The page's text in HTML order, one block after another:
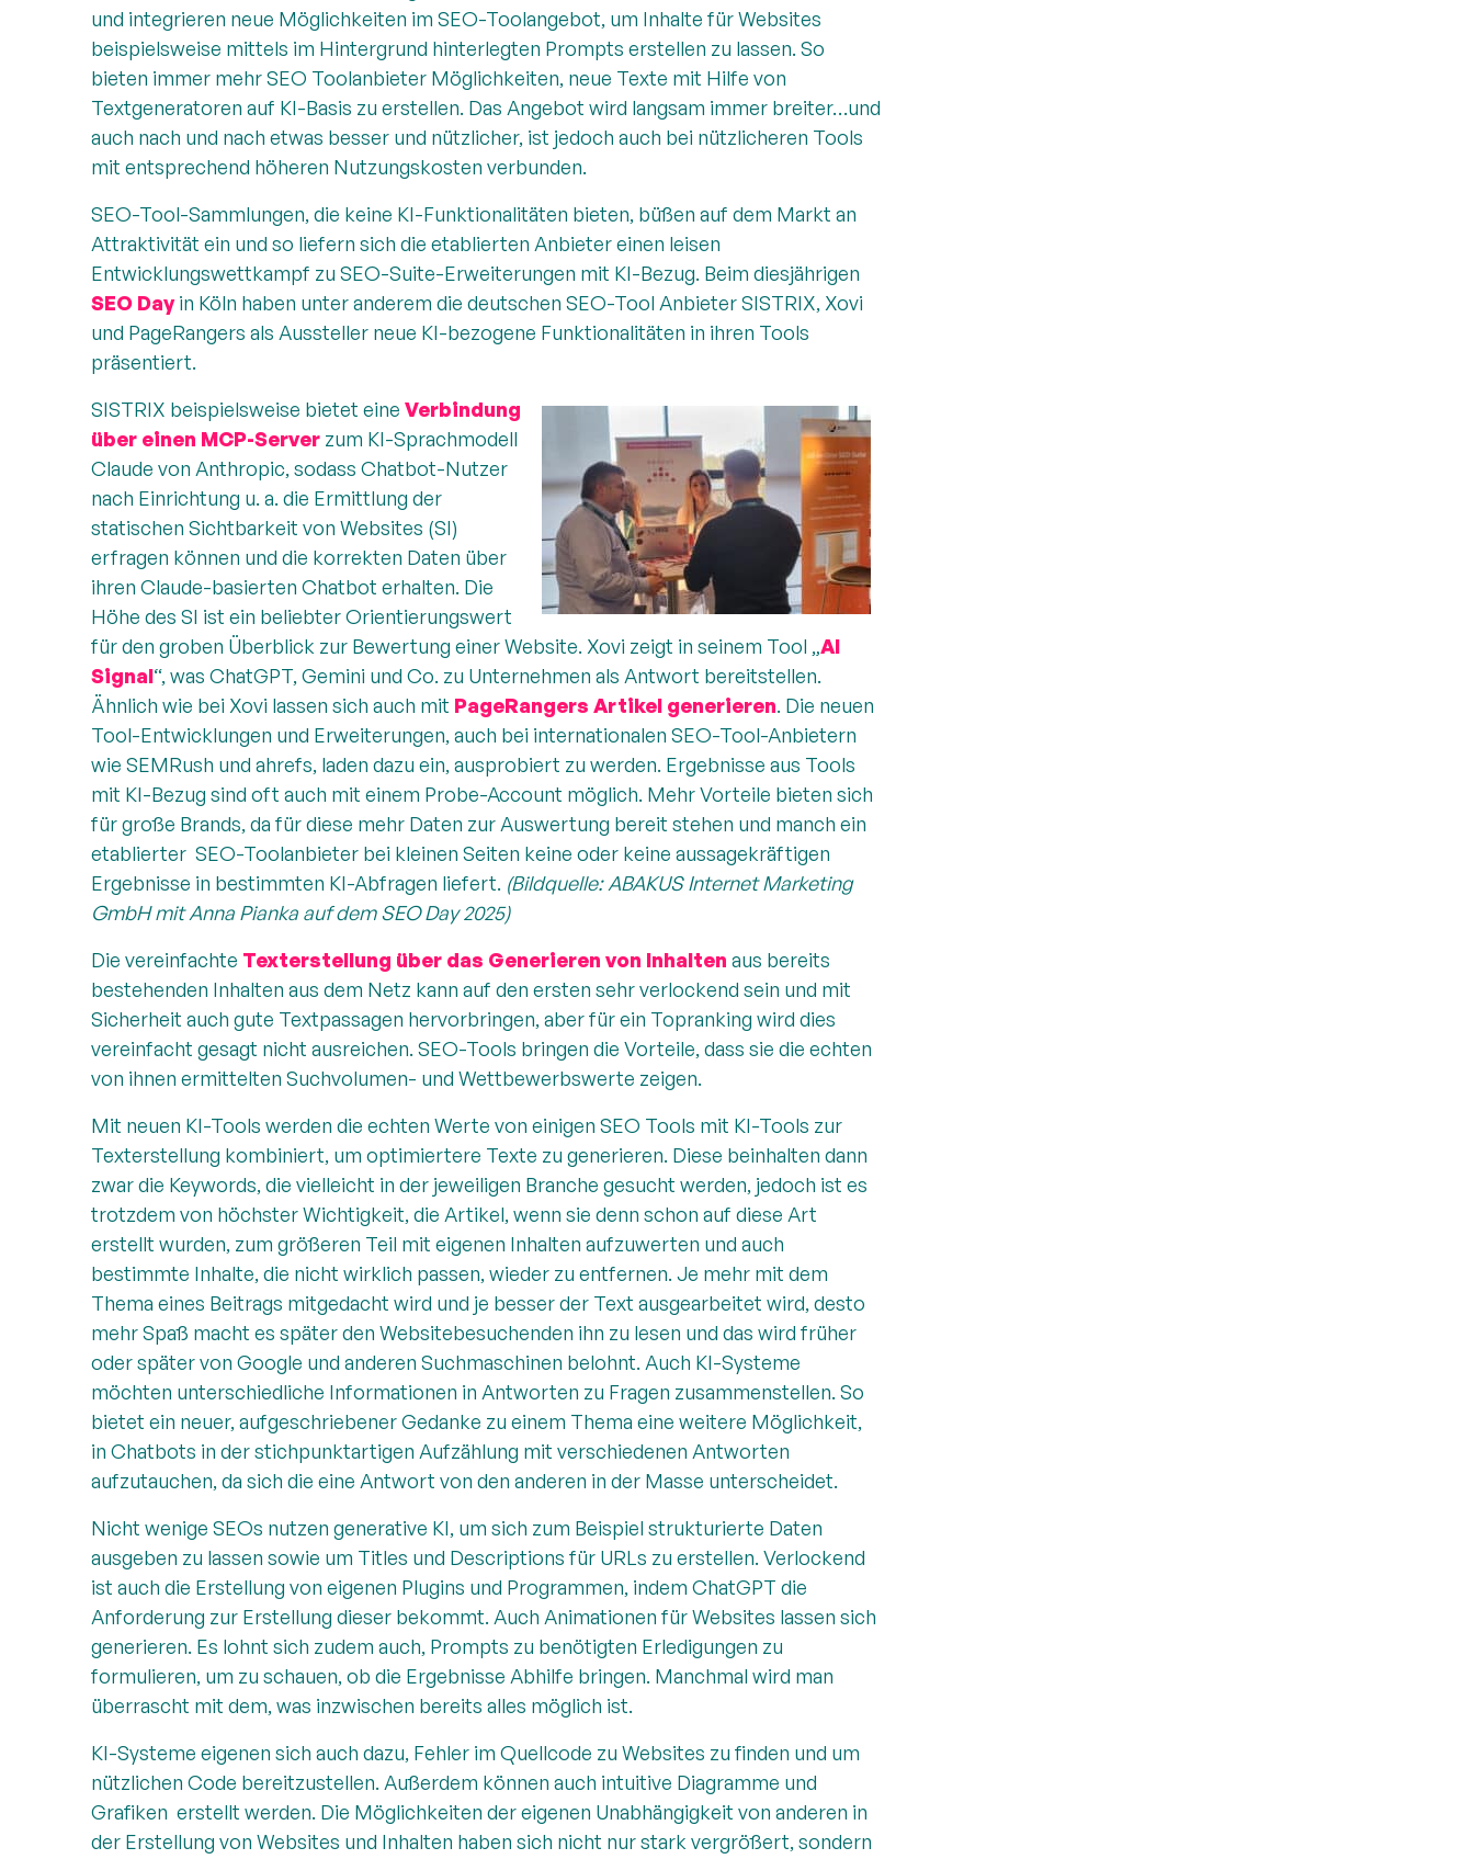
und integrieren neue Möglichkeiten im SEO-Toolangebot, um Inhalte für Websites
beispielsweise mittels im Hintergrund hinterlegten Prompts erstellen zu lassen. So
bieten immer mehr SEO Toolanbieter Möglichkeiten, neue Texte mit Hilfe von
Textgeneratoren auf KI-Basis zu erstellen. Das Angebot wird langsam immer breiter…und
auch nach und nach etwas besser und nützlicher, ist jedoch auch bei nützlicheren Tools
mit entsprechend höheren Nutzungskosten verbunden.
SEO-Tool-Sammlungen, die keine KI-Funktionalitäten bieten, büßen auf dem Markt an
Attraktivität ein und so liefern sich die etablierten Anbieter einen leisen
Entwicklungswettkampf zu SEO-Suite-Erweiterungen mit KI-Bezug. Beim diesjährigen
SEO Dayin Köln haben unter anderem die deutschen SEO-Tool Anbieter SISTRIX, Xovi
und PageRangers als Aussteller neue KI-bezogene Funktionalitäten in ihren Tools
präsentiert.
SISTRIX beispielsweise bietet eineVerbindung
über einen MCP-Server zum KI-Sprachmodell
Claude von Anthropic, sodass Chatbot-Nutzer
nach Einrichtung u. a. die Ermittlung der
statischen Sichtbarkeit von Websites (SI)
erfragen können und die korrekten Daten über
ihren Claude-basierten Chatbot erhalten. Die
Höhe des SI ist ein beliebter Orientierungswert
für den groben Überblick zur Bewertung einer Website. Xovi zeigt in seinem Tool „AI
Signal“, was ChatGPT, Gemini und Co. zu Unternehmen als Antwort bereitstellen.
Ähnlich wie bei Xovi lassen sich auch mit PageRangers Artikel generieren. Die neuen
Tool-Entwicklungen und Erweiterungen, auch bei internationalen SEO-Tool-Anbietern
wie SEMRush und ahrefs, laden dazu ein, ausprobiert zu werden. Ergebnisse aus Tools
mit KI-Bezug sind oft auch mit einem Probe-Account möglich. Mehr Vorteile bieten sich
für große Brands, da für diese mehr Daten zur Auswertung bereit stehen und manch ein
etablierter SEO-Toolanbieter bei kleinen Seiten keine oder keine aussagekräftigen
Ergebnisse in bestimmten KI-Abfragen liefert. (Bildquelle: ABAKUS Internet Marketing
GmbH mit Anna Pianka auf dem SEO Day 2025)
Die vereinfachte Texterstellung über das Generieren von Inhalten aus bereits
bestehenden Inhalten aus dem Netz kann auf den ersten sehr verlockend sein und mit
Sicherheit auch gute Textpassagen hervorbringen, aber für ein Topranking wird dies
vereinfacht gesagt nicht ausreichen. SEO-Tools bringen die Vorteile, dass sie die echten
von ihnen ermittelten Suchvolumen- und Wettbewerbswerte zeigen.
Mit neuen KI-Tools werden die echten Werte von einigen SEO Tools mit KI-Tools zur
Texterstellung kombiniert, um optimiertere Texte zu generieren. Diese beinhalten dann
zwar die Keywords, die vielleicht in der jeweiligen Branche gesucht werden, jedoch ist es
trotzdem von höchster Wichtigkeit, die Artikel, wenn sie denn schon auf diese Art
erstellt wurden, zum größeren Teil mit eigenen Inhalten aufzuwerten und auch
bestimmte Inhalte, die nicht wirklich passen, wieder zu entfernen. Je mehr mit dem
Thema eines Beitrags mitgedacht wird und je besser der Text ausgearbeitet wird, desto
mehr Spaß macht es später den Websitebesuchenden ihn zu lesen und das wird früher
oder später von Google und anderen Suchmaschinen belohnt. Auch KI-Systeme
möchten unterschiedliche Informationen in Antworten zu Fragen zusammenstellen. So
bietet ein neuer, aufgeschriebener Gedanke zu einem Thema eine weitere Möglichkeit,
in Chatbots in der stichpunktartigen Aufzählung mit verschiedenen Antworten
aufzutauchen, da sich die eine Antwort von den anderen in der Masse unterscheidet.
Nicht wenige SEOs nutzen generative KI, um sich zum Beispiel strukturierte Daten
ausgeben zu lassen sowie um Titles und Descriptions für URLs zu erstellen. Verlockend
ist auch die Erstellung von eigenen Plugins und Programmen, indem ChatGPT die
Anforderung zur Erstellung dieser bekommt. Auch Animationen für Websites lassen sich
generieren. Es lohnt sich zudem auch, Prompts zu benötigten Erledigungen zu
formulieren, um zu schauen, ob die Ergebnisse Abhilfe bringen. Manchmal wird man
überrascht mit dem, was inzwischen bereits alles möglich ist.
KI-Systeme eigenen sich auch dazu, Fehler im Quellcode zu Websites zu finden und um
nützlichen Code bereitzustellen. Außerdem können auch intuitive Diagramme und
Grafiken erstellt werden. Die Möglichkeiten der eigenen Unabhängigkeit von anderen in
der Erstellung von Websites und Inhalten haben sich nicht nur stark vergrößert, sondern